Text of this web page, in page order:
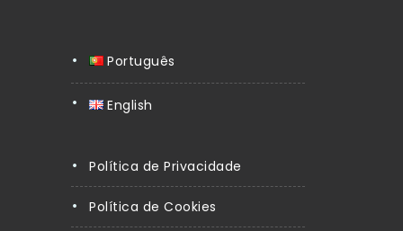
Português
English
Política de Privacidade
Política de Cookies